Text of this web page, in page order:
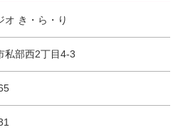
オ き・ら・り
私部西2丁目4-3